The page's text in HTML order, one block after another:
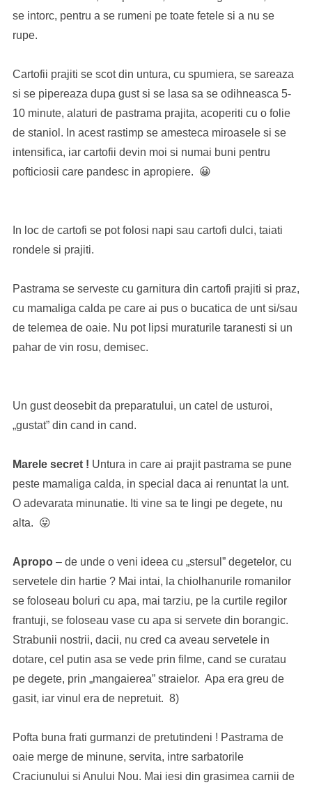
se intorc, pentru a se rumeni pe toate fetele si a nu se
rupe.
Cartofii prajiti se scot din untura, cu spumiera, se sareaza
si se pipereaza dupa gust si se lasa sa se odihneasca 5-
10 minute, alaturi de pastrama prajita, acoperiti cu o folie
de staniol. In acest rastimp se amesteca miroasele si se
intensifica, iar cartofii devin moi si numai buni pentru
pofticiosii care pandesc in apropiere. 😀
In loc de cartofi se pot folosi napi sau cartofi dulci, taiati
rondele si prajiti.
Pastrama se serveste cu garnitura din cartofi prajiti si praz,
cu mamaliga calda pe care ai pus o bucatica de unt si/sau
de telemea de oaie. Nu pot lipsi muraturile taranesti si un
pahar de vin rosu, demisec.
Un gust deosebit da preparatului, un catel de usturoi,
„gustat” din cand in cand.
Marele secret ! Untura in care ai prajit pastrama se pune
peste mamaliga calda, in special daca ai renuntat la unt.
O adevarata minunatie. Iti vine sa te lingi pe degete, nu
alta. 😛
Apropo– de unde o veni ideea cu „stersul” degetelor, cu
servetele din hartie ? Mai intai, la chiolhanurile romanilor
se foloseau boluri cu apa, mai tarziu, pe la curtile regilor
frantuji, se foloseau vase cu apa si servete din borangic.
Strabunii nostrii, dacii, nu cred ca aveau servetele in
dotare, cel putin asa se vede prin filme, cand se curatau
pe degete, prin „mangaierea” straielor. Apa era greu de
gasit, iar vinul era de nepretuit. 8)
Pofta buna frati gurmanzi de pretutindeni ! Pastrama de
oaie merge de minune, servita, intre sarbatorile
Craciunului si Anului Nou. Mai iesi din grasimea carnii de